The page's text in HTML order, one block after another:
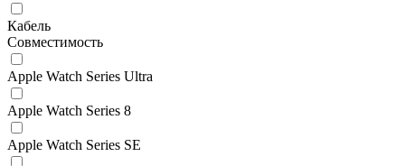
Кабель
Совместимость
Apple Watch Series Ultra
Apple Watch Series 8
Apple Watch Series SE